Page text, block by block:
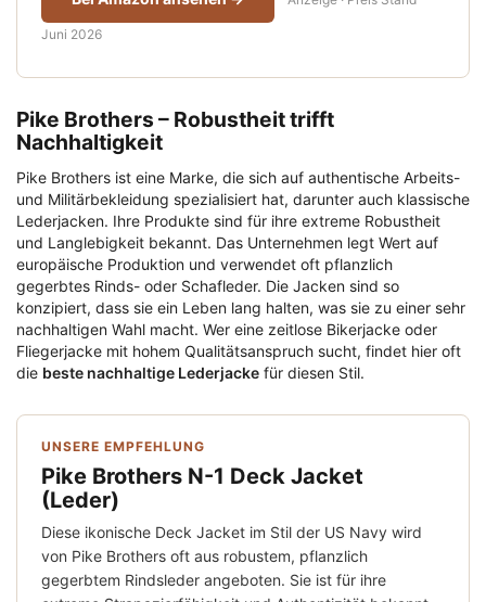
Juni 2026
Pike Brothers – Robustheit trifft
Nachhaltigkeit
Pike Brothers ist eine Marke, die sich auf authentische Arbeits-
und Militärbekleidung spezialisiert hat, darunter auch klassische
Lederjacken. Ihre Produkte sind für ihre extreme Robustheit
und Langlebigkeit bekannt. Das Unternehmen legt Wert auf
europäische Produktion und verwendet oft pflanzlich
gegerbtes Rinds- oder Schafleder. Die Jacken sind so
konzipiert, dass sie ein Leben lang halten, was sie zu einer sehr
nachhaltigen Wahl macht. Wer eine zeitlose Bikerjacke oder
Fliegerjacke mit hohem Qualitätsanspruch sucht, findet hier oft
die beste nachhaltige Lederjacke für diesen Stil.
UNSERE EMPFEHLUNG
Pike Brothers N-1 Deck Jacket
(Leder)
Diese ikonische Deck Jacket im Stil der US Navy wird
von Pike Brothers oft aus robustem, pflanzlich
gegerbtem Rindsleder angeboten. Sie ist für ihre